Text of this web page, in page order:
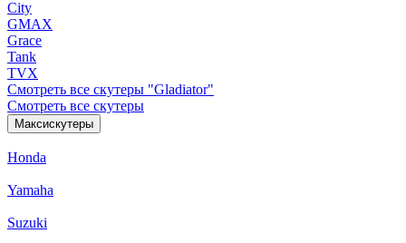
City
GMAX
Grace
Tank
TVX
Смотреть все скутеры "Gladiator"
Смотреть все скутеры
Максискутеры
Honda
Yamaha
Suzuki